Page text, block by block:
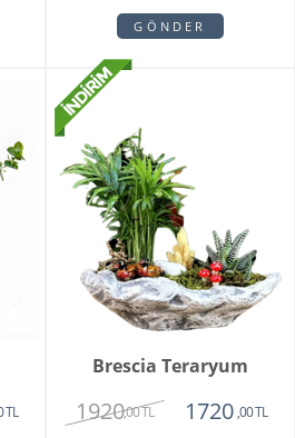
GÖNDER
TL
Brescia Teraryum
1920,00 TL 1720 ,00 TL